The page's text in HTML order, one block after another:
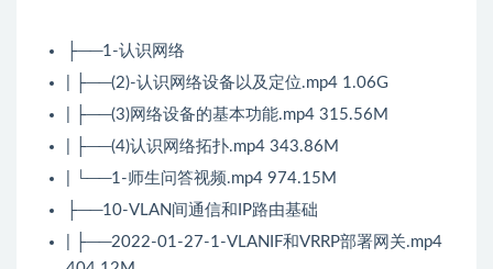
├──1-认识网络
| ├──(2)-认识网络设备以及定位.mp4 1.06G
| ├──(3)网络设备的基本功能.mp4 315.56M
| ├──(4)认识网络拓扑.mp4 343.86M
| └──1-师生问答视频.mp4 974.15M
├──10-VLAN间通信和IP路由基础
| ├──2022-01-27-1-VLANIF和VRRP部署网关.mp4